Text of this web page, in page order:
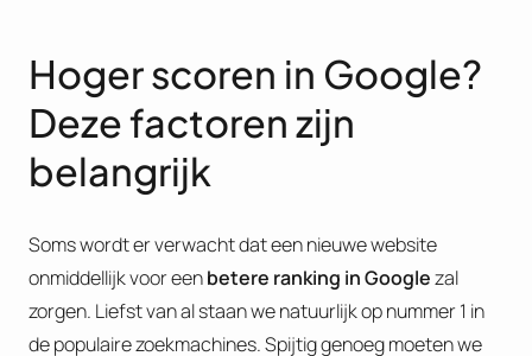
Hoger scoren in Google?
Deze factoren zijn
belangrijk
Soms wordt er verwacht dat een nieuwe website
onmiddellijk voor eenbetere ranking in Googlezal
zorgen. Liefst van al staan we natuurlijk op nummer 1 in
de populaire zoekmachines. Spijtig genoeg moeten we